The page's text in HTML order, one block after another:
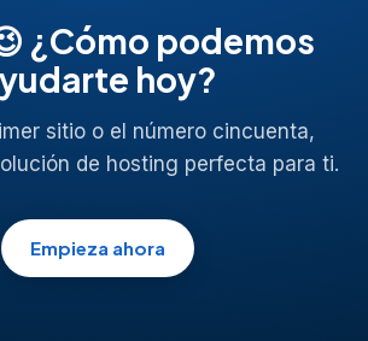
¿Cómo podemos
hoy?
sitio o el número cincuenta,
de hosting perfecta para ti.
Empieza ahora